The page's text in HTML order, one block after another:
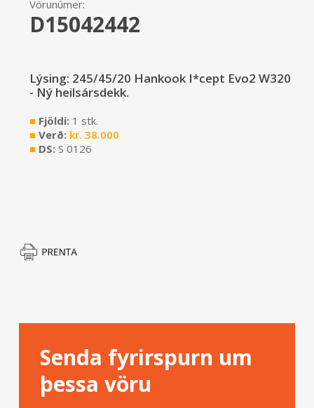
Vörunúmer:
D15042442
Lýsing: 245/45/20 Hankook I*cept Evo2 W320
- Ný heilsársdekk.
■Fjöldi: 1 stk.
■Verð: kr. 38.000
■DS: S 0126
Senda fyrirspurn um
þessa vöru